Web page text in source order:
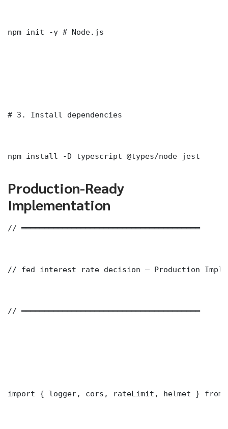
npm init -y # Node.js
# 3. Install dependencies
npm install -D typescript @types/node jest
Production-Ready
Implementation
// ═══════════════════════════════════════
// fed interest rate decision — Production
// ═══════════════════════════════════════
import { logger, cors, rateLimit, helmet } from